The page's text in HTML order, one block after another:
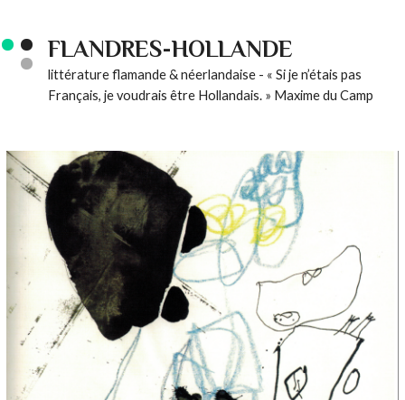
FLANDRES-HOLLANDE
littérature flamande & néerlandaise - « Si je n’étais pas
Français, je voudrais être Hollandais. » Maxime du Camp